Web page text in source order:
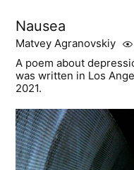
Nausea
Matvey Agranovskiy
A poem about
was written in Los
2021.